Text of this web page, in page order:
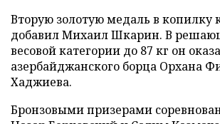
Вторую золотую медаль в копилку
добавил Михаил Шкарин. В
весовой категории до 87 кг он
азербайджанского борца Орхана
Хаджиева.
Бронзовыми призерами